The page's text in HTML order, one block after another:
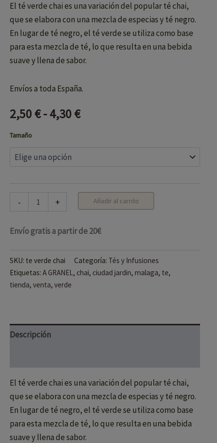
El té verde chai es una variación del popular té chai,
que se elabora con una mezcla de especias y té negro.
En lugar de té negro, el té verde se utiliza como base
para esta mezcla de té, lo que resulta en una bebida
suave y llena de sabor.
Envíos a toda España.
2,50 €-4,30 €
Tamaño
- + Añadir al carrito
Envío gratis a partir de 20€
SKU: te verde chai Categoría: Tés y Infusiones
Etiquetas: A GRANEL, chai, ciudad jardin, malaga, te,
tienda, venta, verde
Descripción
El té verde chai es una variación del popular té chai,
que se elabora con una mezcla de especias y té negro.
En lugar de té negro, el té verde se utiliza como base
para esta mezcla de té, lo que resulta en una bebida
suave y llena de sabor.